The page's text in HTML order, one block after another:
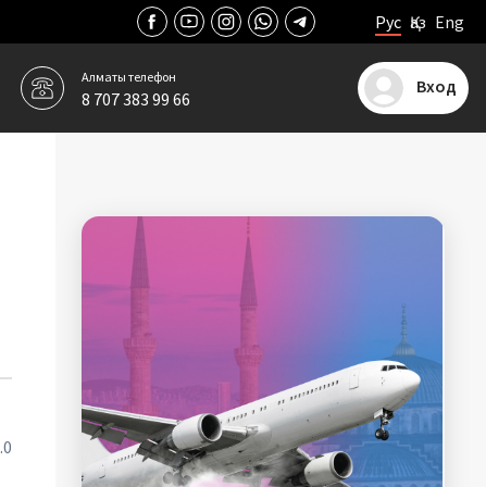
Рус Қаз Eng
Алматы телефон
8 707 383 99 66
Вход
.0